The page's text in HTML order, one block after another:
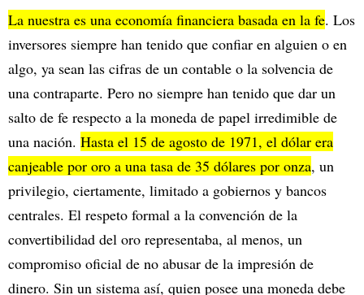
La nuestra es una economía financiera basada en la fe. Los
inversores siempre han tenido que confiar en alguien o en
algo, ya sean las cifras de un contable o la solvencia de
una contraparte. Pero no siempre han tenido que dar un
salto de fe respecto a la moneda de papel irredimible de
una nación. Hasta el 15 de agosto de 1971, el dólar era
canjeable por oro a una tasa de 35 dólares por onza, un
privilegio, ciertamente, limitado a gobiernos y bancos
centrales. El respeto formal a la convención de la
convertibilidad del oro representaba, al menos, un
compromiso oficial de no abusar de la impresión de
dinero. Sin un sistema así, quien posee una moneda debe